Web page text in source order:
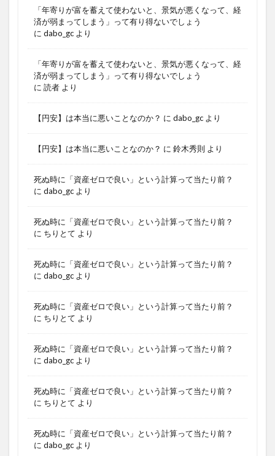
「年寄りが富を蓄えて使わないと、景気が悪くなって、経
済が弱まってしまう」って有り得ないでしょう
に dabo_gc より
「年寄りが富を蓄えて使わないと、景気が悪くなって、経
済が弱まってしまう」って有り得ないでしょう
に 読者 より
【円安】は本当に悪いことなのか？ に dabo_gc より
【円安】は本当に悪いことなのか？ に 鈴木秀則 より
死ぬ時に「資産ゼロで良い」という計算って当たり前？
に dabo_gc より
死ぬ時に「資産ゼロで良い」という計算って当たり前？
に ちりとて より
死ぬ時に「資産ゼロで良い」という計算って当たり前？
に dabo_gc より
死ぬ時に「資産ゼロで良い」という計算って当たり前？
に ちりとて より
死ぬ時に「資産ゼロで良い」という計算って当たり前？
に dabo_gc より
死ぬ時に「資産ゼロで良い」という計算って当たり前？
に ちりとて より
死ぬ時に「資産ゼロで良い」という計算って当たり前？
に dabo_gc より